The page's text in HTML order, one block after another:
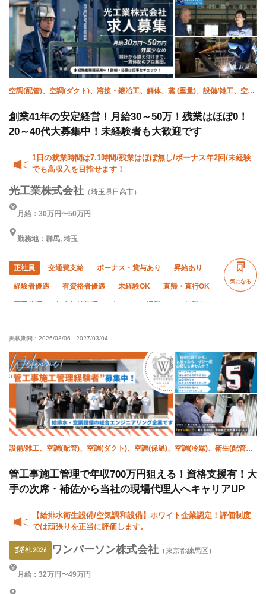
50代以上活躍中 外国人活躍中 夏季休暇
年末年始休暇 直帰・直行OK 完全週休二日制
土日休み 車・バイク通勤OK
空調(配管)、空調(ダクト)、溶接・鍛冶工、解体、鳶 (重量)、設備/雑工、空調
創業41年の安定経営！月給30～50万！残業はほぼ0！
20～40代大募集中！未経験者も大歓迎です
1日の就業時間は7.1時間/残業はほぼ無し/ボーナス年2回/未経験
でも高収入を目指せます！
光工業株式会社 （埼玉県日高市）
月給：30万円〜50万円
勤務地：群馬, 埼玉
正社員 交通費支給 ボーナス・賞与あり 昇給あり
経験者優遇 有資格者優遇 未経験OK 直帰・直行OK
資格取得支援あり 髪型・髪色自由
気になる
掲載期間： 2026/03/06 - 2027/03/04
設備/雑工、空調(配管)、空調(ダクト)、空調(保温)、空調(冷媒)、衛生(配管
事)
管工事施工管理で年収700万円狙える！資格支援有！大
手の次席・補佐から当社の現場代理人へキャリアUP
【給排水衛生設備/空気調和設備】ホワイト企業認定！評価制度
では頑張りを正当に評価します。
ワンパーソン株式会社 （東京都練馬区）
月給：32万円〜49万円